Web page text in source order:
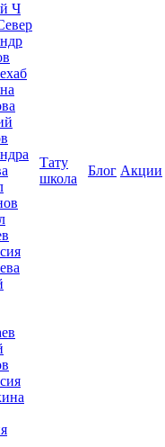
Ч
Тату
школа
Блог Акции